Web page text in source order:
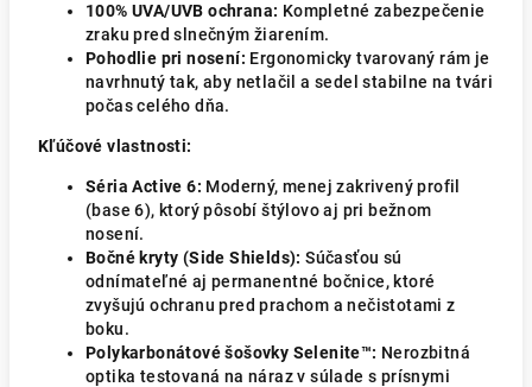
100% UVA/UVB ochrana: Kompletné zabezpečenie
zraku pred slnečným žiarením.
Pohodlie pri nosení: Ergonomicky tvarovaný rám je
navrhnutý tak, aby netlačil a sedel stabilne na tvári
počas celého dňa.
Kľúčové vlastnosti:
Séria Active 6: Moderný, menej zakrivený profil
(base 6), ktorý pôsobí štýlovo aj pri bežnom
nosení.
Bočné kryty (Side Shields): Súčasťou sú
odnímateľné aj permanentné bočnice, ktoré
zvyšujú ochranu pred prachom a nečistotami z
boku.
Polykarbonátové šošovky Selenite™: Nerozbitná
optika testovaná na náraz v súlade s prísnymi